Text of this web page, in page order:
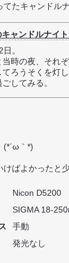
てたキャンドル
ャンドルナイ
。
時の夜、それぞ
てろうそくを灯
してみる。
(*´ω｀*)
けばよかったと
Nicon D5200
SIGMA 18-
手動
発光なし